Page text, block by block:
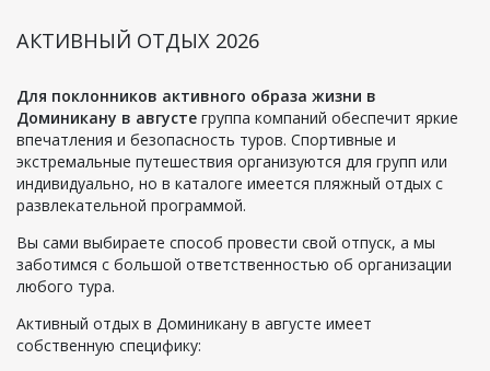
АКТИВНЫЙ ОТДЫХ 2026
Для поклонников активного образа жизни в
Доминикану в августе группа компаний обеспечит яркие
впечатления и безопасность туров. Спортивные и
экстремальные путешествия организуются для групп или
индивидуально, но в каталоге имеется пляжный отдых с
развлекательной программой.
Вы сами выбираете способ провести свой отпуск, а мы
заботимся с большой ответственностью об организации
любого тура.
Активный отдых в Доминикану в августе имеет
собственную специфику: